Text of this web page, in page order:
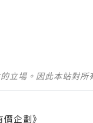
立場。因此本站對
企劃》